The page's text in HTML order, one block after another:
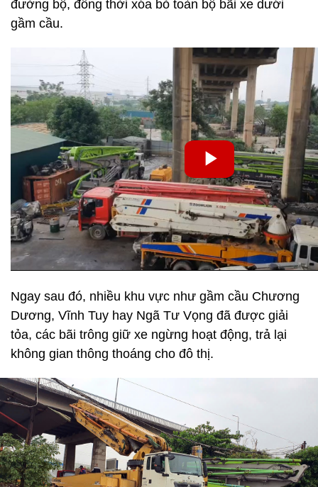
đường bộ, đồng thời xóa bỏ toàn bộ bãi xe dưới
gầm cầu.
Ngay sau đó, nhiều khu vực như gầm cầu Chương
Dương, Vĩnh Tuy hay Ngã Tư Vọng đã được giải
tỏa, các bãi trông giữ xe ngừng hoạt động, trả lại
không gian thông thoáng cho đô thị.